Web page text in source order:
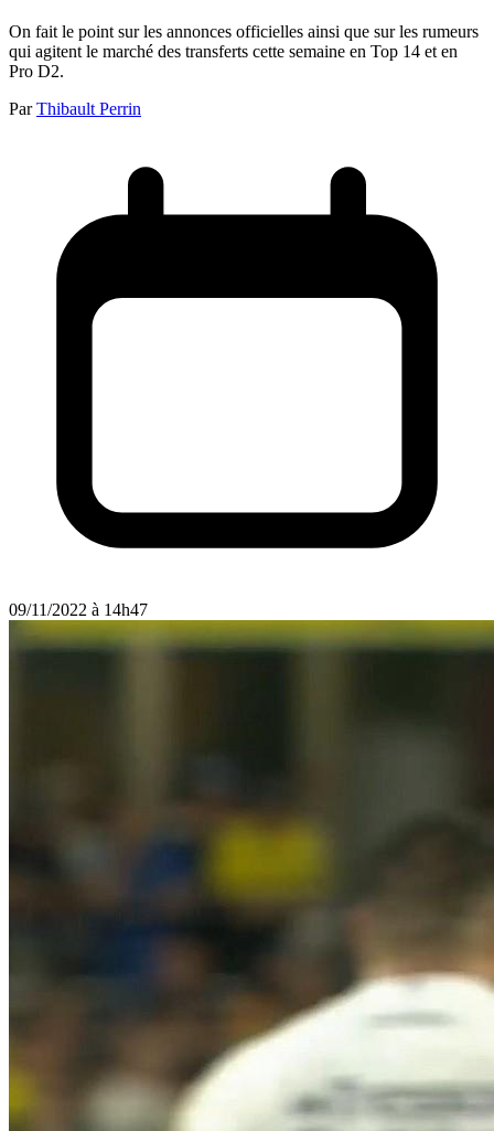
On fait le point sur les annonces officielles ainsi que sur les rumeurs
qui agitent le marché des transferts cette semaine en Top 14 et en
Pro D2.
Par Thibault Perrin
09/11/2022 à 14h47